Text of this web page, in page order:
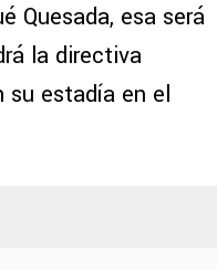
Quesada, esa será
la directiva
su estadía en el